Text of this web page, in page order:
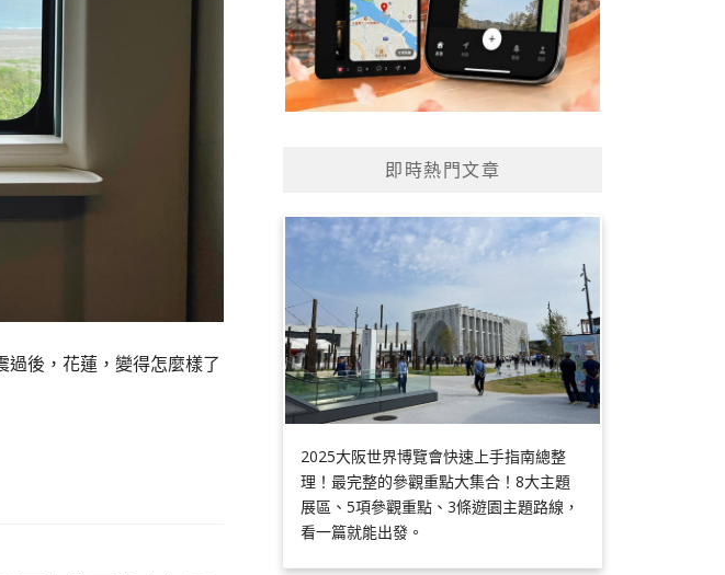
後，花蓮，變得怎麼樣了
即時熱門文章
2025大阪世界博覽會快速上手指南總整
理！最完整的參觀重點大集合！8大主題
展區、5項參觀重點、3條遊園主題路線，
看一篇就能出發。